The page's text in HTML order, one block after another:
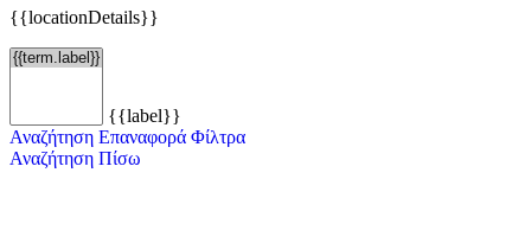
{{locationDetails}}
{{label}}
Αναζήτηση Επαναφορά Φίλτρα
Αναζήτηση Πίσω